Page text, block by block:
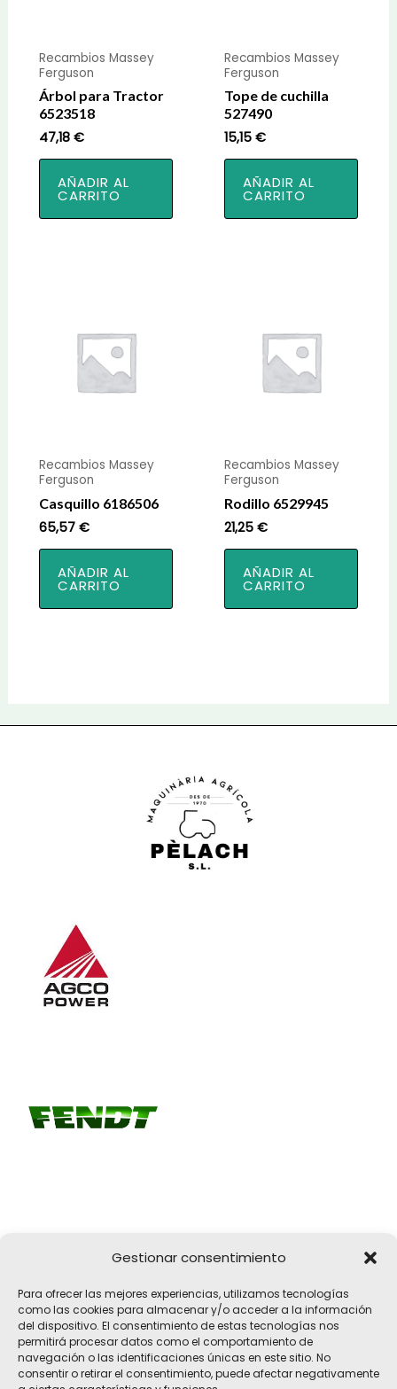
Gestionar consentimiento
Para ofrecer las mejores experiencias, utilizamos tecnologías
como las cookies para almacenar y/o acceder a la información
del dispositivo. El consentimiento de estas tecnologías nos
permitirá procesar datos como el comportamiento de
navegación o las identificaciones únicas en este sitio. No
consentir o retirar el consentimiento, puede afectar negativamente
Recambios Massey
Ferguson
Árbol para Tractor
6523518
47,18 €
AÑADIR AL
CARRITO
Recambios Massey
Ferguson
Tope de cuchilla
527490
15,15€
AÑADIR AL
CARRITO
Recambios Massey
Ferguson
Casquillo 6186506
65,57 €
AÑADIR AL
CARRITO
Recambios Massey
Ferguson
Rodillo 6529945
21,25€
AÑADIR AL
CARRITO
17183 Vilobí d'Onyar, Girona
pelach@pelach.es
☎972 47 30 61